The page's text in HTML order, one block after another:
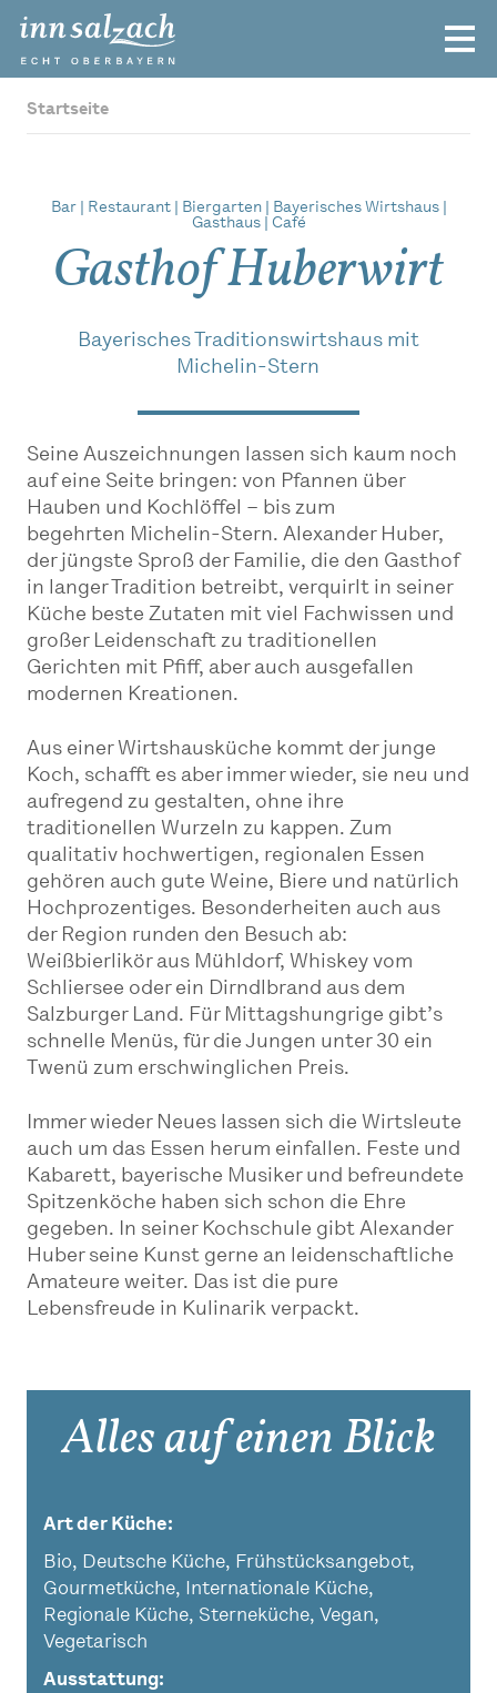
Startseite
Bar | Restaurant | Biergarten | Bayerisches Wirtshaus |
Gasthaus | Café
Gasthof Huberwirt
Bayerisches Traditionswirtshaus mit
Michelin-Stern
Seine Auszeichnungen lassen sich kaum noch
auf eine Seite bringen: von Pfannen über
Hauben und Kochlöffel – bis zum
begehrten Michelin-Stern. Alexander Huber,
der jüngste Sproß der Familie, die den Gasthof
in langer Tradition betreibt, verquirlt in seiner
Küche beste Zutaten mit viel Fachwissen und
großer Leidenschaft zu traditionellen
Gerichten mit Pfiff, aber auch ausgefallen
modernen Kreationen.
Aus einer Wirtshausküche kommt der junge
Koch, schafft es aber immer wieder, sie neu und
aufregend zu gestalten, ohne ihre
traditionellen Wurzeln zu kappen. Zum
qualitativ hochwertigen, regionalen Essen
gehören auch gute Weine, Biere und natürlich
Hochprozentiges. Besonderheiten auch aus
der Region runden den Besuch ab:
Weißbierlikör aus Mühldorf, Whiskey vom
Schliersee oder ein Dirndlbrand aus dem
Salzburger Land. Für Mittagshungrige gibt’s
schnelle Menüs, für die Jungen unter 30 ein
Twenü zum erschwinglichen Preis.
Immer wieder Neues lassen sich die Wirtsleute
auch um das Essen herum einfallen. Feste und
Kabarett, bayerische Musiker und befreundete
Spitzenköche haben sich schon die Ehre
gegeben. In seiner Kochschule gibt Alexander
Huber seine Kunst gerne an leidenschaftliche
Amateure weiter. Das ist die pure
Lebensfreude in Kulinarik verpackt.
Alles auf einen Blick
Art der Küche
Bio, Deutsche Küche, Frühstücksangebot,
Gourmetküche, Internationale Küche,
Regionale Küche, Sterneküche, Vegan,
Vegetarisch
Ausstattung